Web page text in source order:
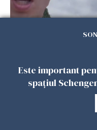
dezbateri aprinse
25 IULIE 2026
Este important
spațiul